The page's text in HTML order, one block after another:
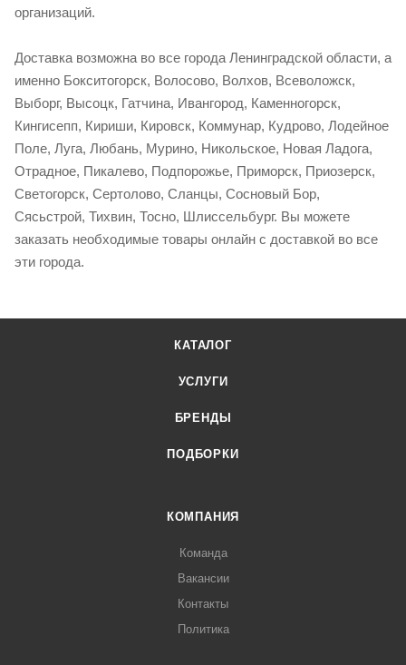
организаций.
Доставка возможна во все города Ленинградской области, а
именно Бокситогорск, Волосово, Волхов, Всеволожск,
Выборг, Высоцк, Гатчина, Ивангород, Каменногорск,
Кингисепп, Кириши, Кировск, Коммунар, Кудрово, Лодейное
Поле, Луга, Любань, Мурино, Никольское, Новая Ладога,
Отрадное, Пикалево, Подпорожье, Приморск, Приозерск,
Светогорск, Сертолово, Сланцы, Сосновый Бор,
Сясьстрой, Тихвин, Тосно, Шлиссельбург. Вы можете
заказать необходимые товары онлайн с доставкой во все
эти города.
КАТАЛОГ
УСЛУГИ
БРЕНДЫ
ПОДБОРКИ
КОМПАНИЯ
Команда
Вакансии
Контакты
Политика